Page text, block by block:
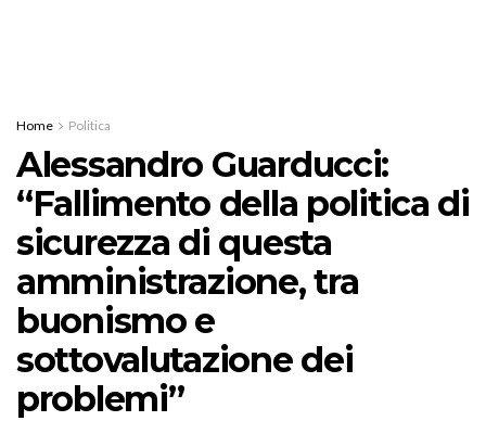
Home Politica
Alessandro Guarducci:
“Fallimento della politica di
sicurezza di questa
amministrazione, tra
buonismo e
sottovalutazione dei
problemi”